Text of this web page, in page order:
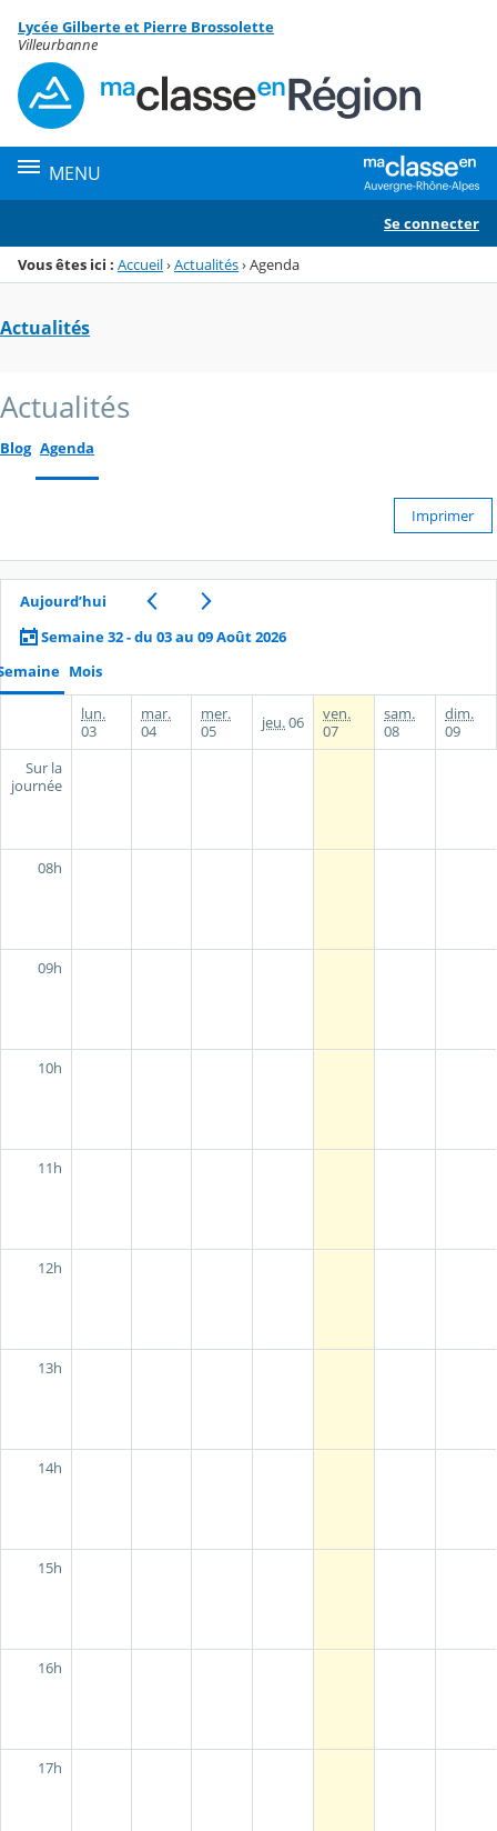
Menu de la rubrique
Contenu
Lycée Gilberte et Pierre Brossolette
Villeurbanne
MENU
Se connecter
Vous êtes ici : Accueil›Actualités›Agenda
Actualités
Actualités
Blog Agenda
Imprimer
Aujourd’hui
Semaine 32 - du 03 au 09 Août 2026
Mois
lun.
03
mar.
04
mer.
05
jeu.06
ven.
07
sam.
08
dim.
09
Sur la
journée
08h
09h
10h
11h
12h
13h
14h
15h
16h
17h